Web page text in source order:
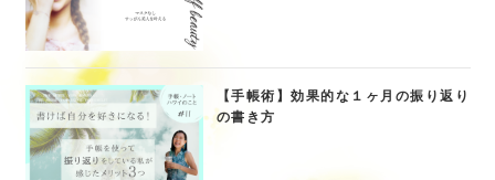
【手帳術】効果的な１ヶ月の振り返り
の書き方